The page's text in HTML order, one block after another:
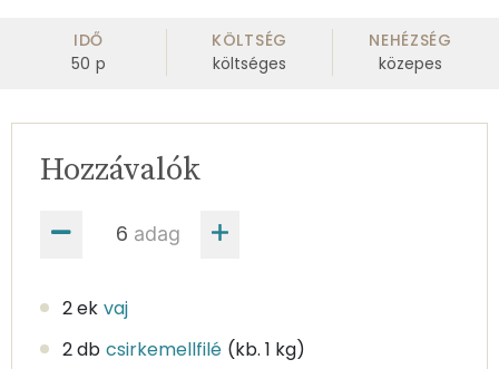
IDŐ
50 p
KÖLTSÉG
költséges
NEHÉZSÉG
közepes
adag
Hozzávalók
2 ek vaj
2 db csirkemellfilé (kb. 1 kg)